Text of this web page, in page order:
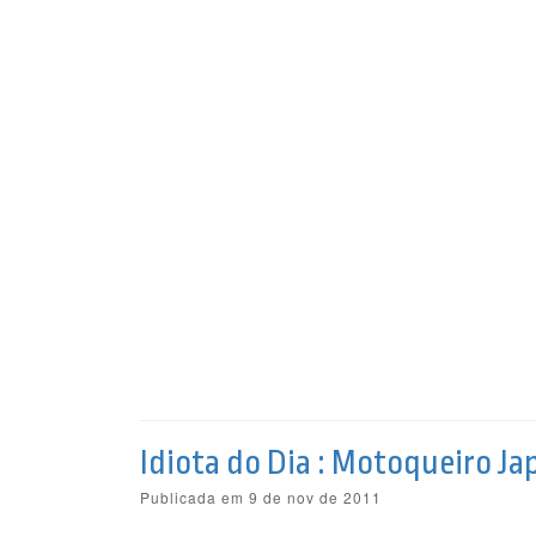
Idiota do Dia : Motoqueiro
Publicada em 9 de nov de 2011